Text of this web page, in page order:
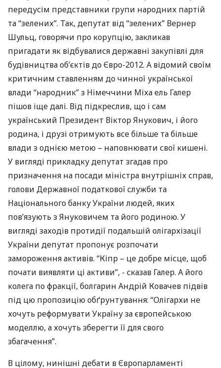
передусім представники групи народних партій
та “зелених”. Так, депутат від “зелених” Вернер
Шульц, говорячи про корупцію, закликав
пригадати як відбувалися державні закупівлі для
будівництва об’єктів до Євро-2012. А відомий своїм
критичним ставленням до чинної української
влади “народник” з Німеччини Міха ель Галер
пішов іще далі. Від підкреслив, що і сам
український Президент Віктор Янукович, і його
родина, і друзі отримують все більше та більше
влади з однією метою – наповнювати свої кишені.
У вигляді прикладку депутат згадав про
призначення на посади міністра внутрішніх справ,
голови Державної податкової служби та
Національного банку України людей, яких
пов’язують з Януковичем та його родиною. У
вигляді заходів протидії подальшій олігархізації
України депутат пропонує розпочати
замороження активів. “Кіпр – це добре місце, щоб
почати виявляти ці активи”, - сказав Галер. А його
колега по фракції, болгарин Андрій Ковачев підвів
під цю пропозицію обґрунтування: “Олігархи не
хочуть реформувати Україну за європейською
моделлю, а хочуть зберегти її для свого
збагачення”.
В цілому, нинішні дебати в Європарламенті